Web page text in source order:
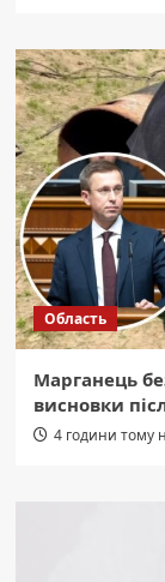
Область
Марганець
висновки
4 години тому